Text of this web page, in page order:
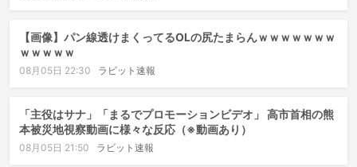
【画像】パン線透けまくってるOLの尻たまらんｗｗｗｗｗｗｗ
ｗｗｗｗｗ
08月05日 22:30 ラビット速報
「主役はサナ」「まるでプロモーションビデオ」 高市首相の熊
本被災地視察動画に様々な反応（※動画あり）
08月05日 21:50 ラビット速報